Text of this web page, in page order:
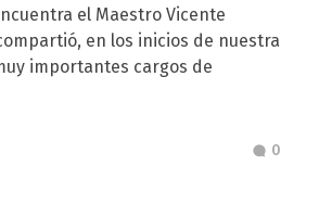
el Maestro Vicente
en los inicios de nuestra
importantes cargos de
0